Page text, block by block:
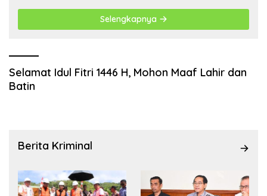
Selengkapnya
Selamat Idul Fitri 1446 H, Mohon Maaf Lahir dan
Batin
Berita Kriminal